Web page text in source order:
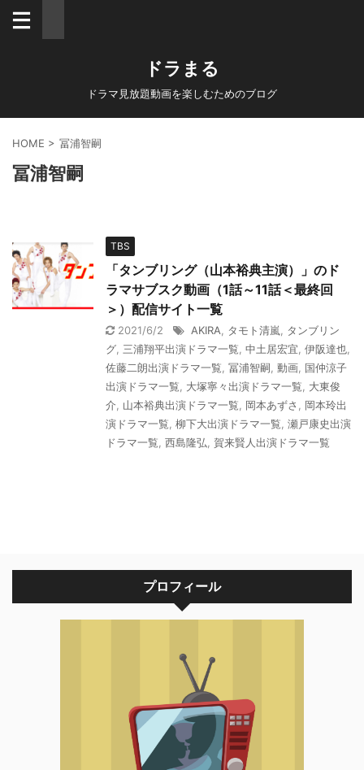
ドラまる
ドラマ見放題動画を楽しむためのブログ
HOME > 冨浦智嗣
冨浦智嗣
TBS
「タンブリング（山本裕典主演）」のド
ラマサブスク動画（1話～11話＜最終回
＞）配信サイト一覧
2021/6/2 AKIRA タモト清嵐
タンブリン
グ 三浦翔平出演ドラマ一覧 中土居宏宜 伊阪達也
佐藤二朗出演ドラマ一覧 冨浦智嗣 動画 国仲涼子
出演ドラマ一覧
大塚寧々出演ドラマ一覧
大東俊
介
山本裕典出演ドラマ一覧 岡本あずさ
岡本玲出
演ドラマ一覧 柳下大出演ドラマ一覧 瀬戸康史出演
ドラマ一覧 西島隆弘 賀来賢人出演ドラマ一覧
プロフィール